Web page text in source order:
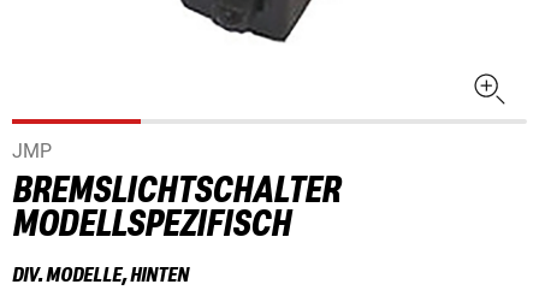
JMP
BREMSLICHTSCHALTER
MODELLSPEZIFISCH
DIV. MODELLE, HINTEN